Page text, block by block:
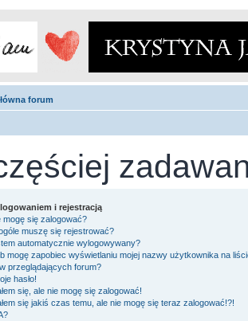
forum
i rejestracją
mogę się zalogować?
muszę się rejestrować?
automatycznie wylogowywany?
mogę zapobiec wyświetlaniu mojej nazwy użytkownika na
przeglądających forum?
hasło!
się, ale nie mogę się zalogować!
się jakiś czas temu, ale nie mogę się teraz zalogować!?!